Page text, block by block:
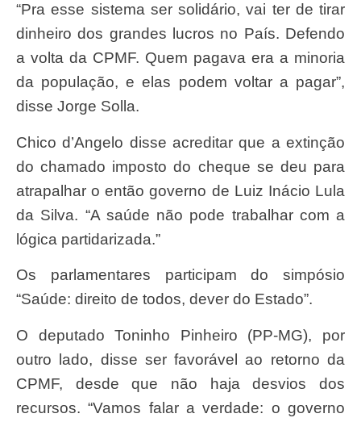
“Pra esse sistema ser solidário, vai ter de tirar
dinheiro dos grandes lucros no País. Defendo
a volta da CPMF. Quem pagava era a minoria
da população, e elas podem voltar a pagar”,
disse Jorge Solla.
Chico d’Angelo disse acreditar que a extinção
do chamado imposto do cheque se deu para
atrapalhar o então governo de Luiz Inácio Lula
da Silva. “A saúde não pode trabalhar com a
lógica partidarizada.”
Os parlamentares participam do simpósio
“Saúde: direito de todos, dever do Estado”.
O deputado Toninho Pinheiro (PP-MG), por
outro lado, disse ser favorável ao retorno da
CPMF, desde que não haja desvios dos
recursos. “Vamos falar a verdade: o governo